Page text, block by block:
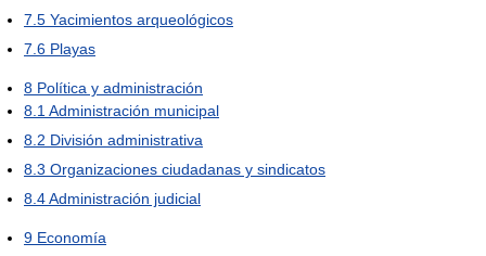
7.5 Yacimientos arqueológicos
7.6 Playas
8 Política y administración
8.1 Administración municipal
8.2 División administrativa
8.3 Organizaciones ciudadanas y sindicatos
8.4Administración judicial
9 Economía